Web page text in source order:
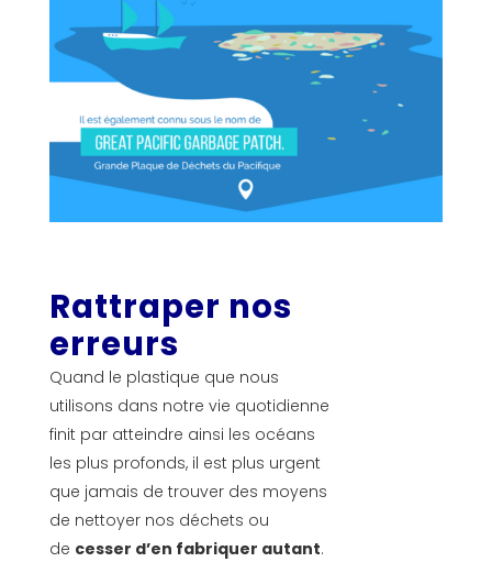
Rattraper nos
erreurs
Quand le plastique que nous
utilisons dans notre vie quotidienne
finit par atteindre ainsi les océans
les plus profonds, il est plus urgent
que jamais de trouver des moyens
de nettoyer nos déchets ou
de cesser d’en fabriquer autant.